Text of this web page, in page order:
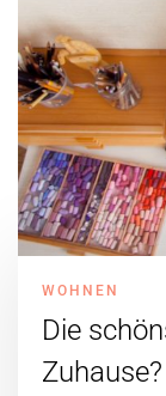
WOHNEN
Die